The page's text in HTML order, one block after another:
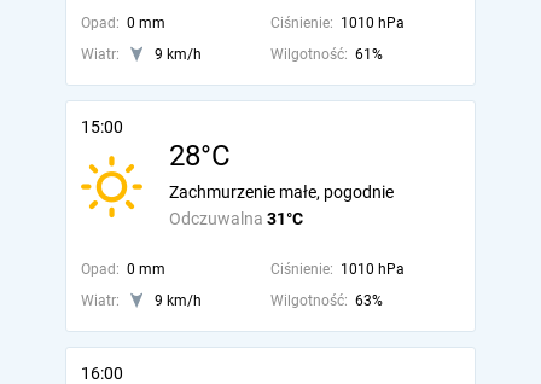
Opad: 0 mm Ciśnienie: 1010 hPa
Wiatr:
9 km/h Wilgotność: 61%
15:00
28°C
Odczuwalna 31°C
Zachmurzenie małe, pogodnie
Opad: 0 mm Ciśnienie: 1010 hPa
Wiatr:
9 km/h Wilgotność: 63%
16:00